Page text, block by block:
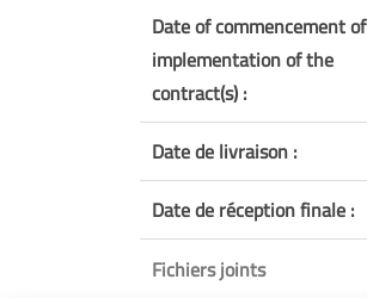
Date of commencement of
implementation of the
contract(s) :
Date de livraison :
Date de réception finale :
Fichiers joints